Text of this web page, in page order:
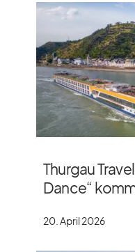
Thurgau
Dance“
20. April 2026